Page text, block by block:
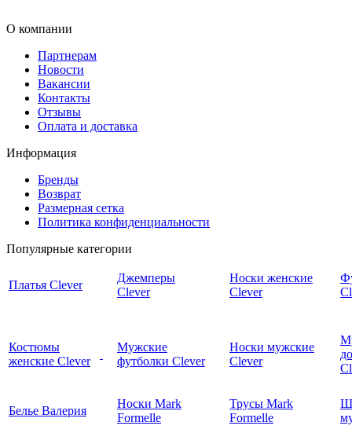
О компании
Партнерам
Новости
Вакансии
Контакты
Отзывы
Оплата и доставка
Информация
Бренды
Возврат
Размерная сетка
Политика конфиденциальности
Популярные категории
Платья Clever
Джемперы
Clever
Носки женские
Clever
Костюмы
женские Clever
Мужские
футболки Clever
Носки мужские
Clever
Белье Валерия
Носки Mark
Formelle
Трусы Mark
Formelle